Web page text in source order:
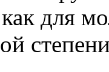
как для